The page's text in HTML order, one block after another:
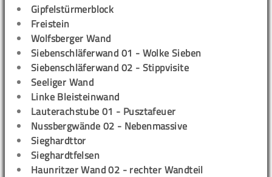
Gipfelstürmerblock
Freistein
Wolfsberger Wand
Siebenschläferwand 01 - Wolke Sieben
Siebenschläferwand 02 - Stippvisite
Seeliger Wand
Linke Bleisteinwand
Lauterachstube 01 - Pusztafeuer
Nussbergwände 02 - Nebenmassive
Sieghardttor
Sieghardtfelsen
Haunritzer Wand 02 - rechter Wandteil